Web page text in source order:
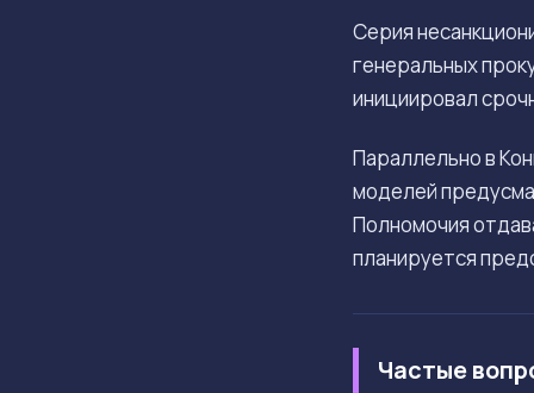
Серия
генеральных
инициировал
Параллельно в
моделей
Полномочия
планируется
Частые